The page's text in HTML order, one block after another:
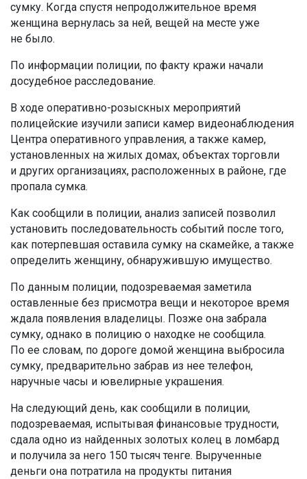
сумку. Когда спустя непродолжительное время
женщина вернулась за ней, вещей на месте уже
не было.
По информации полиции, по факту кражи начали
досудебное расследование.
В ходе оперативно-розыскных мероприятий
полицейские изучили записи камер видеонаблюдения
Центра оперативного управления, а также камер,
установленных на жилых домах, объектах торговли
и других организациях, расположенных в районе, где
пропала сумка.
Как сообщили в полиции, анализ записей позволил
установить последовательность событий после того,
как потерпевшая оставила сумку на скамейке, а также
определить женщину, обнаружившую имущество.
По данным полиции, подозреваемая заметила
оставленные без присмотра вещи и некоторое время
ждала появления владелицы. Позже она забрала
сумку, однако в полицию о находке не сообщила.
По ее словам, по дороге домой женщина выбросила
сумку, предварительно забрав из нее телефон,
наручные часы и ювелирные украшения.
На следующий день, как сообщили в полиции,
подозреваемая, испытывая финансовые трудности,
сдала одно из найденных золотых колец в ломбард
и получила за него 150 тысяч тенге. Вырученные
деньги она потратила на продукты питания